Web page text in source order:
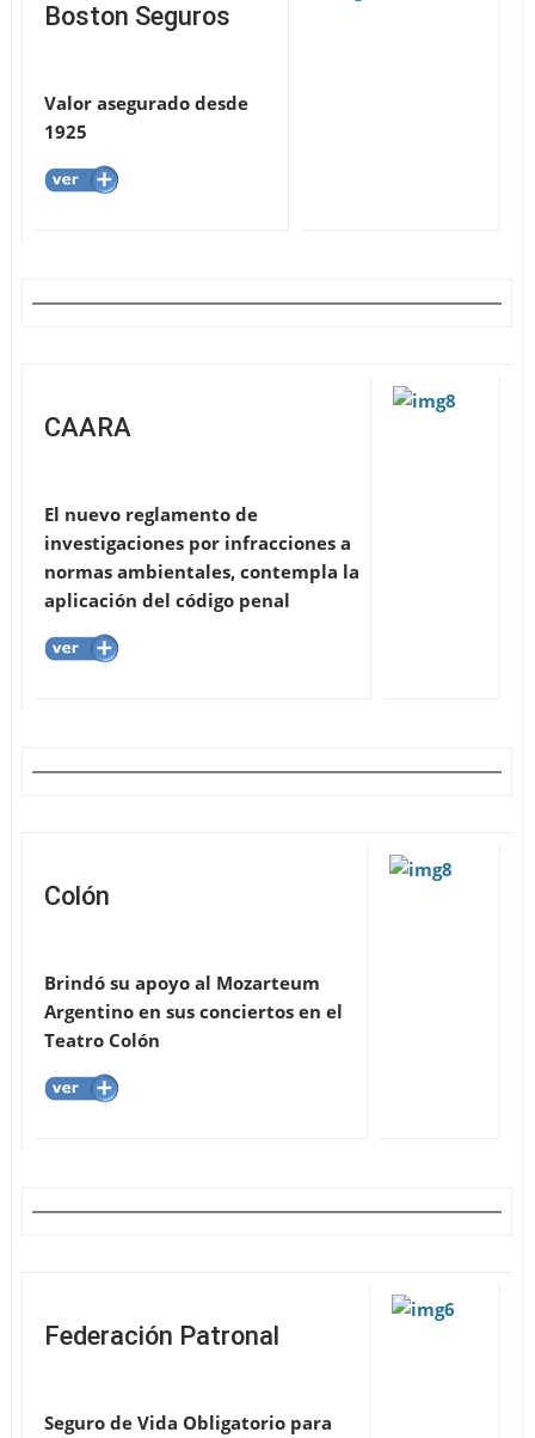
Boston Seguros
Valor asegurado desde
1925
CAARA
El nuevo reglamento de
investigaciones por infracciones a
normas ambientales, contempla la
aplicación del código penal
Colón
Brindó su apoyo al Mozarteum
Argentino en sus conciertos en el
Teatro Colón
Federación Patronal
Seguro de Vida Obligatorio para